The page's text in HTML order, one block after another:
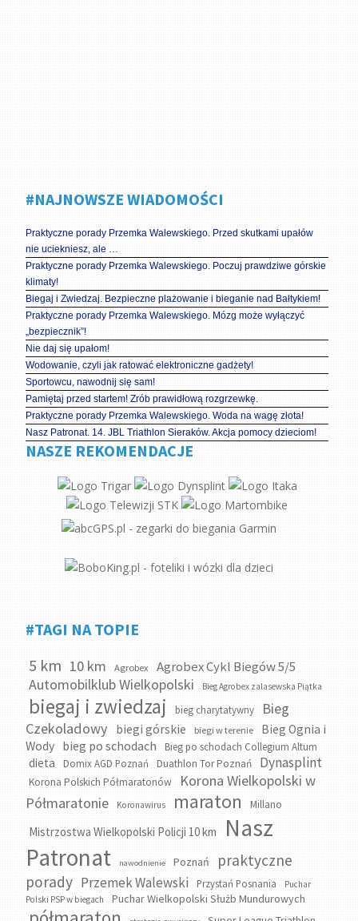
#NAJNOWSZE WIADOMOŚCI
Praktyczne porady Przemka Walewskiego. Przed skutkami upałów
nie uciekniesz, ale …
Praktyczne porady Przemka Walewskiego. Poczuj prawdziwe górskie
klimaty!
Biegaj i Zwiedzaj. Bezpieczne plażowanie i bieganie nad Bałtykiem!
Praktyczne porady Przemka Walewskiego. Mózg może wyłączyć
„bezpiecznik”!
Nie daj się upałom!
Wodowanie, czyli jak ratować elektroniczne gadżety!
Sportowcu, nawodnij się sam!
Pamiętaj przed startem! Zrób prawidłową rozgrzewkę.
Praktyczne porady Przemka Walewskiego. Woda na wagę złota!
Nasz Patronat. 14. JBL Triathlon Sieraków. Akcja pomocy dzieciom!
NASZE REKOMENDACJE
#TAGI NA TOPIE
5 km 10 km Agrobex Agrobex Cykl Biegów 5/5
Automobilklub Wielkopolski Bieg Agrobex zalasewska Piątka
biegaj i zwiedzaj bieg charytatywny
Bieg
Czekoladowy
biegi górskie biegi w terenie
Bieg Ognia i
Wody bieg po schodach Bieg po schodach Collegium Altum
dieta Domix AGD Poznań Duathlon Tor Poznań Dynasplint
Korona Polskich Półmaratonów
Korona Wielkopolski w
Półmaratonie
Koronawirus maraton Millano
Mistrzostwa Wielkopolski Policji 10 km
Nasz
Patronat
nawodnienie Poznań
praktyczne
porady Przemek Walewski Przystań Posnania
Puchar
Polski PSP w biegach
Puchar Wielkopolski Służb Mundurowych